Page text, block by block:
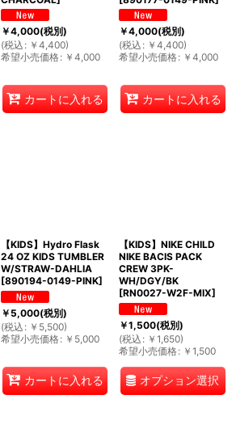
￥4,000(税別)
(税込 : ￥ 4,400)
希望小売価格: ￥ 4,000
カートに入れる
￥4,000(税別)
(税込 : ￥ 4,400)
希望小売価格: ￥ 4,000
カートに入れる
【KIDS】Hydro Flask
24 OZ KIDS TUMBLER
W/STRAW-DAHLIA
[890194-0149-PINK]
￥5,000(税別)
(税込 : ￥ 5,500)
希望小売価格: ￥ 5,000
カートに入れる
【KIDS】NIKE CHILD
NIKE BACIS PACK
CREW 3PK-
WH/DGY/BK
[RN0027-W2F-MIX]
￥1,500(税別)
(税込 : ￥ 1,650)
希望小売価格: ￥ 1,500
オプション選択